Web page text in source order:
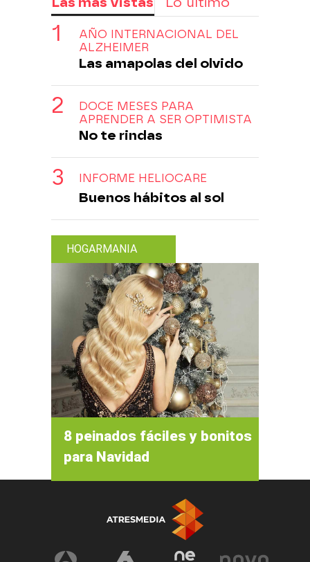
AÑO INTERNACIONAL DEL
ALZHEIMER
Las amapolas del olvido
DOCE MESES PARA
APRENDER A SER OPTIMISTA
No te rindas
INFORME HELIOCARE
Buenos hábitos al sol
HOGARMANIA
8 peinados fáciles y bonitos
para Navidad